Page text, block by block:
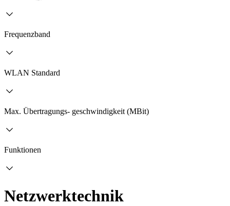
Frequenzband
WLAN Standard
Max. Übertragungs- geschwindigkeit (MBit)
Funktionen
Netzwerktechnik